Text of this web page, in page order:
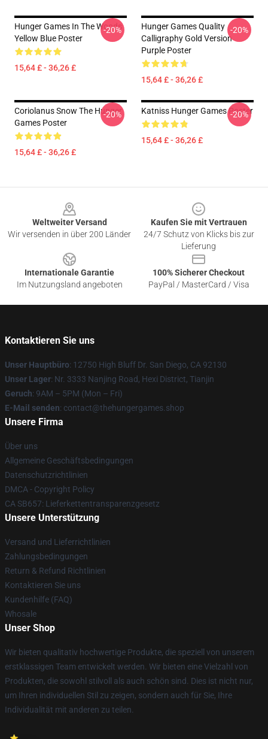
Hunger Games In The Woods
Yellow Blue Poster
15,64 £ - 36,26 £
-20%
Hunger Games Quality
Calligraphy Gold Version
Purple Poster
15,64 £ - 36,26 £
-20%
Coriolanus Snow The Hunger
Games Poster
15,64 £ - 36,26 £
-20% Katniss Hunger Games Poster
15,64 £ - 36,26 £
-20%
Weltweiter Versand
Wir versenden in über 200 Länder
Kaufen Sie mit Vertrauen
24/7 Schutz von Klicks bis zur
Lieferung
Internationale Garantie
Im Nutzungsland angeboten
100% Sicherer Checkout
PayPal / MasterCard / Visa
Kontaktieren Sie uns
Unser Hauptbüro: 12750 High Bluff Dr. San Diego, CA 92130
Unser Lager: Nr. 3333 Nanjing Road, Hexi District, Tianjin
Geruch: 9AM – 5PM (Mon – Fri)
E-Mail senden: contact@thehungergames.shop
Unsere Firma
Über uns
Allgemeine Geschäftsbedingungen
Datenschutzrichtlinien
DMCA - Copyright Policy
CA SB657: Lieferkettentransparenzgesetz
Unsere Unterstützung
Versand und Lieferrichtlinien
Zahlungsbedingungen
Return & Refund Richtlinien
Kontaktieren Sie uns
Kundenhilfe (FAQ)
Whosale
Unser Shop
Wir bieten qualitativ hochwertige Produkte, die speziell von unserem
erstklassigen Team entwickelt werden. Wir bieten eine Vielzahl von
Produkten, die sowohl stilvoll als auch schön sind. Dies ist nicht nur,
um Ihren individuellen Stil zu zeigen, sondern auch für Sie, Ihre
Individualität mit anderen zu teilen.